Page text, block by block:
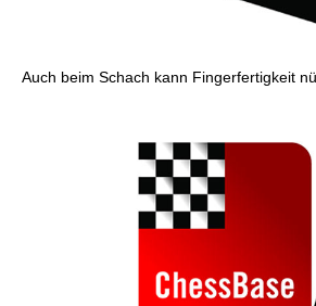
Auch beim Schach kann Fingerfertigkeit